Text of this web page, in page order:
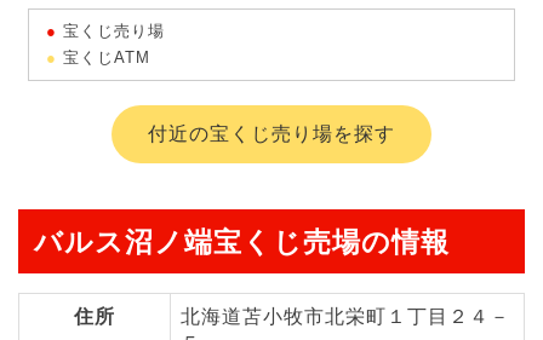
宝くじ売り場
宝くじATM
付近の宝くじ売り場を探す
バルス沼ノ端宝くじ売場の情報
住所
北海道苫小牧市北栄町１丁目２４－